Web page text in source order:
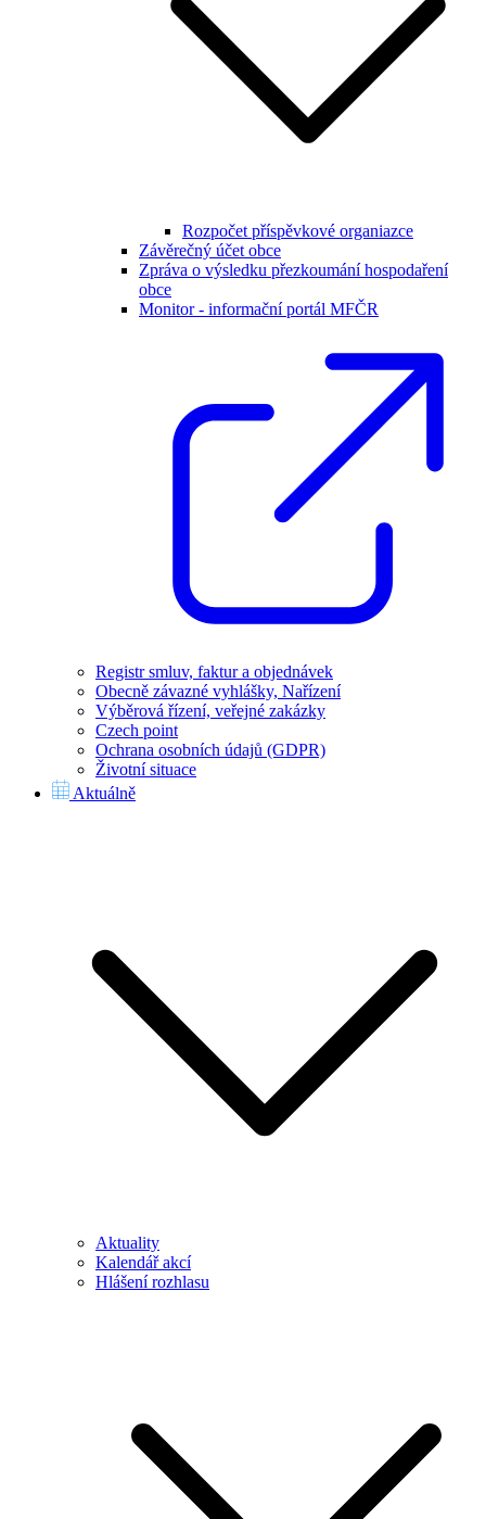
Rozpočet příspěvkové organiazce
Závěrečný účet obce
Zpráva o výsledku přezkoumání hospodaření
obce
Monitor - informační portál MFČR
Registr smluv, faktur a objednávek
Obecně závazné vyhlášky, Nařízení
Výběrová řízení, veřejné zakázky
Czech point
Ochrana osobních údajů (GDPR)
Životní situace
Aktuálně
Aktuality
Kalendář akcí
Hlášení rozhlasu